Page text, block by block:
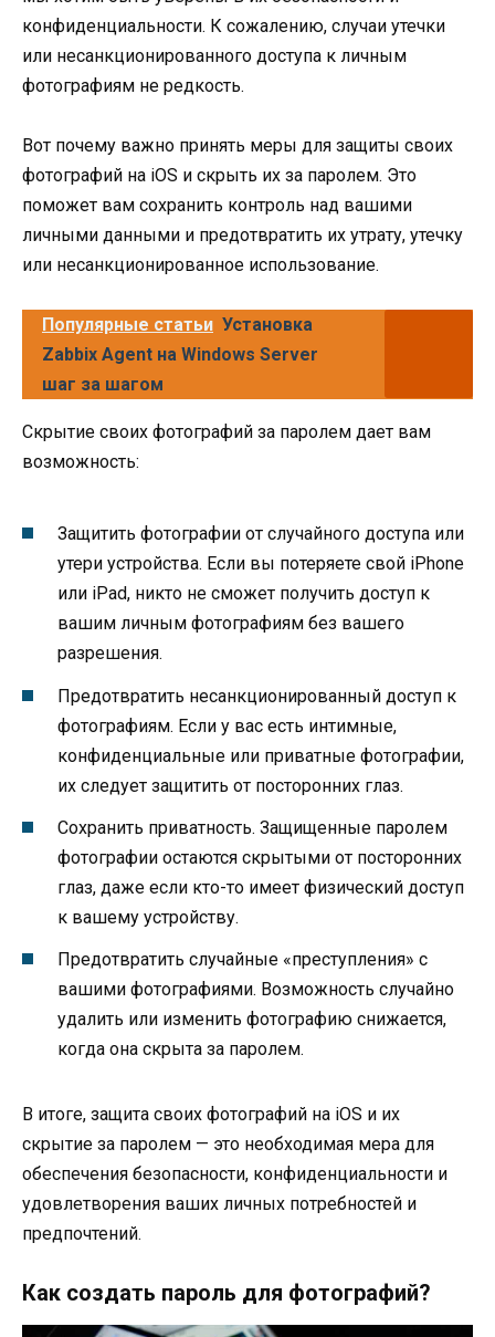
конфиденциальности. К сожалению, случаи утечки
или несанкционированного доступа к личным
фотографиям не редкость.
Вот почему важно принять меры для защиты своих
фотографий на iOS и скрыть их за паролем. Это
поможет вам сохранить контроль над вашими
личными данными и предотвратить их утрату, утечку
или несанкционированное использование.
Популярные статьи Установка
Zabbix Agent на Windows Server
шаг за шагом
Скрытие своих фотографий за паролем дает вам
возможность:
Защитить фотографии от случайного доступа или
утери устройства. Если вы потеряете свой iPhone
или iPad, никто не сможет получить доступ к
вашим личным фотографиям без вашего
разрешения.
Предотвратить несанкционированный доступ к
фотографиям. Если у вас есть интимные,
конфиденциальные или приватные фотографии,
их следует защитить от посторонних глаз.
Сохранить приватность. Защищенные паролем
фотографии остаются скрытыми от посторонних
глаз, даже если кто-то имеет физический доступ
к вашему устройству.
Предотвратить случайные «преступления» с
вашими фотографиями. Возможность случайно
удалить или изменить фотографию снижается,
когда она скрыта за паролем.
В итоге, защита своих фотографий на iOS и их
скрытие за паролем — это необходимая мера для
обеспечения безопасности, конфиденциальности и
удовлетворения ваших личных потребностей и
предпочтений.
Как создать пароль для фотографий?